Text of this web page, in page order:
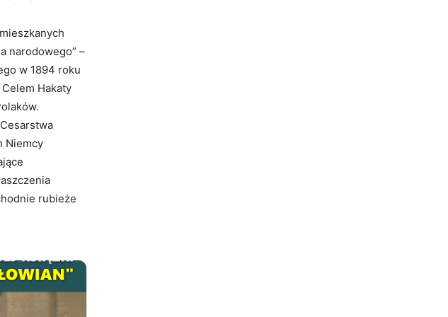
narodowego” –
w 1894 roku
Hakaty
Niemcy
rubieże